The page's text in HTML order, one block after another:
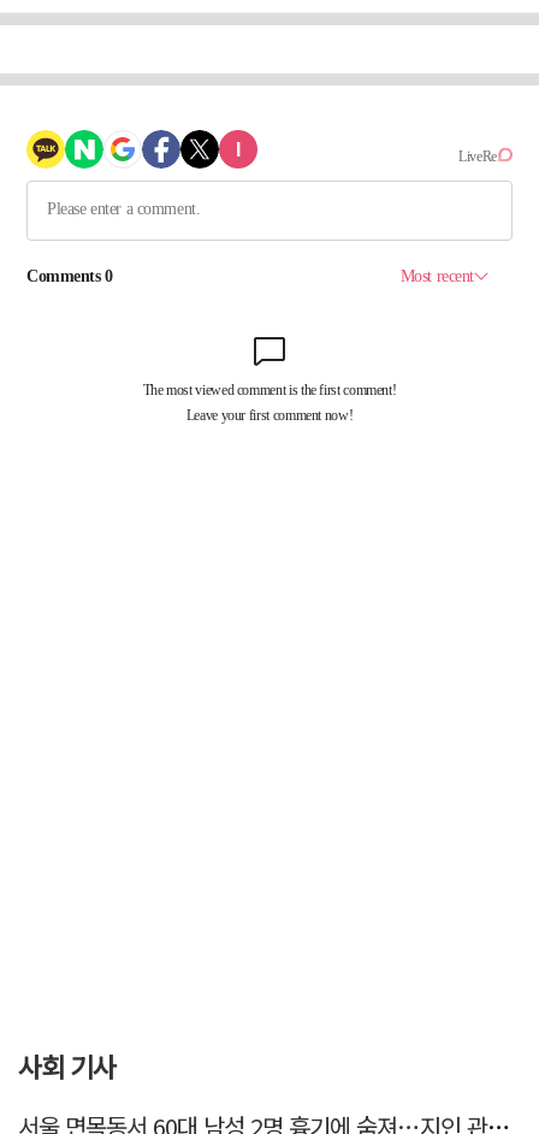
사회 기사
서울 면목동서 60대 남성 2명 흉기에 숨져…지인 관계로 추정